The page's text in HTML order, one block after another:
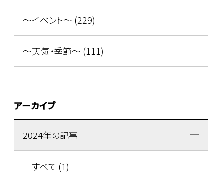
～イベント～ (229)
～天気・季節～ (111)
アーカイブ
2024年の記事
すべて (1)